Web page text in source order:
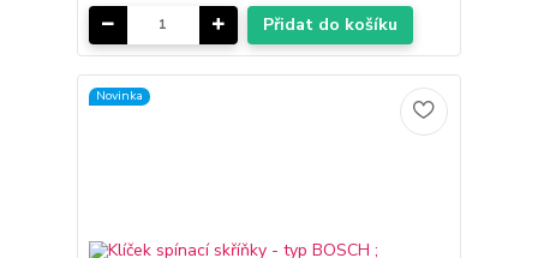
Přidat do košíku
Novinka